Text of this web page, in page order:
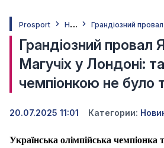
Prosport Н
овини
Грандіозний провал
Магучіх у Лондоні:
чемпіонкою не було
20.07.2025 11:01 Категории:
Українська олімпійська чемпіонка